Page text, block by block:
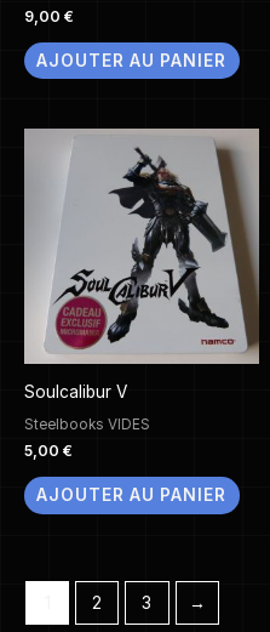
9,00 €
AJOUTER AU PANIER
Soulcalibur V
Steelbooks VIDES
5,00 €
AJOUTER AU PANIER
2 3 →